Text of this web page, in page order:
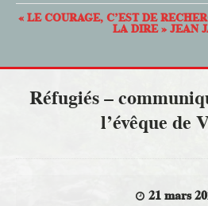
« LE COURAGE, C’EST DE
LA DIRE » JEAN
Réfugiés –
l’évêque de
21 mars